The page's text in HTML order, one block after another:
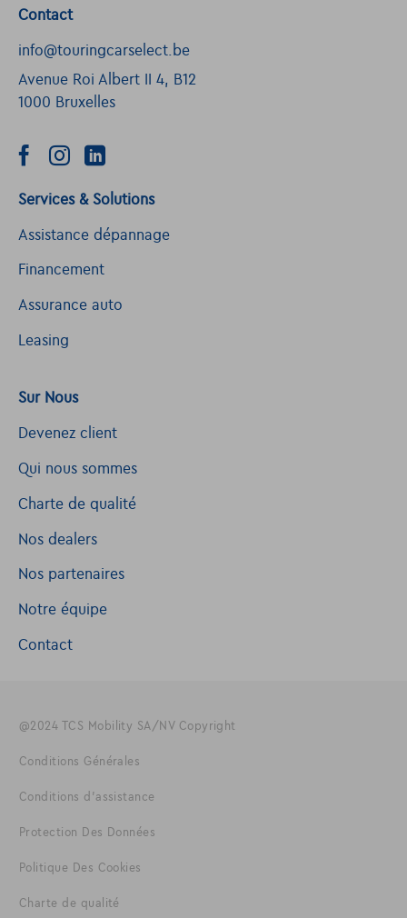
Contact
info@touringcarselect.be
Avenue Roi Albert II 4, B12
1000 Bruxelles
Services & Solutions
Assistance dépannage
Financement
Assurance auto
Leasing
Sur Nous
Devenez client
Qui nous sommes
Charte de qualité
Nos dealers
Nos partenaires
Notre équipe
Contact
@2024 TCS Mobility SA/NV Copyright
Conditions Générales
Conditions d'assistance
Protection Des Données
Politique Des Cookies
Charte de qualité